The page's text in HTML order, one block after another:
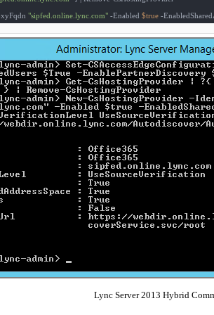
"sipfed.online.lync.com" -Enabled $true -
Lync Server 2013 Hybrid